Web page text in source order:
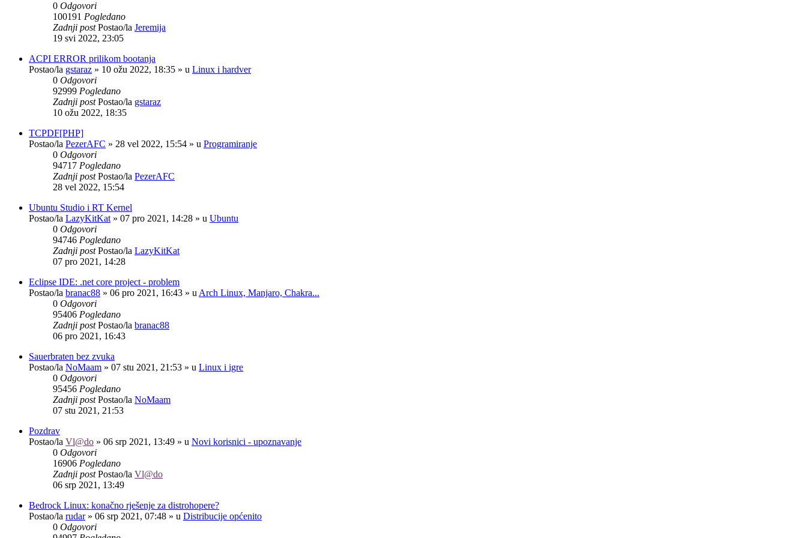
0 Odgovori
100191 Pogledano
Zadnji postPostao/la Jeremija
19 svi 2022, 23:05
ACPI ERROR prilikom bootanja
Postao/la gstaraz » 10 ožu 2022, 18:35 » u Linux i hardver
0 Odgovori
92999 Pogledano
Zadnji postPostao/la gstaraz
10 ožu 2022, 18:35
TCPDF[PHP]
Postao/la PezerAFC » 28 vel 2022, 15:54 » u Programiranje
0 Odgovori
94717 Pogledano
Zadnji postPostao/la PezerAFC
28 vel 2022, 15:54
Ubuntu Studio i RT Kernel
Postao/la LazyKitKat » 07 pro 2021, 14:28 » u Ubuntu
0 Odgovori
94746 Pogledano
Zadnji postPostao/la LazyKitKat
07 pro 2021, 14:28
Eclipse IDE: .net core project - problem
Postao/la branac88 » 06 pro 2021, 16:43 » u Arch Linux, Manjaro, Chakra...
0 Odgovori
95406 Pogledano
Zadnji postPostao/la branac88
06 pro 2021, 16:43
Sauerbraten bez zvuka
Postao/la NoMaam » 07 stu 2021, 21:53 » u Linux i igre
0 Odgovori
95456 Pogledano
Zadnji postPostao/la NoMaam
07 stu 2021, 21:53
Pozdrav
Postao/la Vl@do » 06 srp 2021, 13:49 » u Novi korisnici - upoznavanje
0 Odgovori
16906 Pogledano
Zadnji postPostao/la Vl@do
06 srp 2021, 13:49
Bedrock Linux: konačno rješenje za distrohopere?
Postao/la rudar» 06 srp 2021, 07:48 » u Distribucije općenito
0 Odgovori